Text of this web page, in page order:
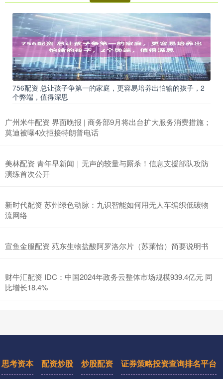
756配资 总让孩子争第一的家庭，更容易培养出怕输的孩子，2
个弊端，值得深思
广州米牛配资 界面晚报 | 商务部9月将出台扩大服务消费措施；
莫迪被曝4次拒接特朗普电话
美林配资 青年早新闻｜无声的较量与厮杀！信息支援部队攻防
演练首次公开
新时代配资 苏州绿色动脉：九识智能如何用无人车编织低碳物
流网络
宣鱼金服配资 苑东生物盐酸阿罗洛尔片（苏莱怡）简要说明书
财牛汇配资 IDC：中国2024年政务云整体市场规模939.4亿元 同
比增长18.4%
思考资本 配资炒股 炒股配资 证券策略投资查询排名平台